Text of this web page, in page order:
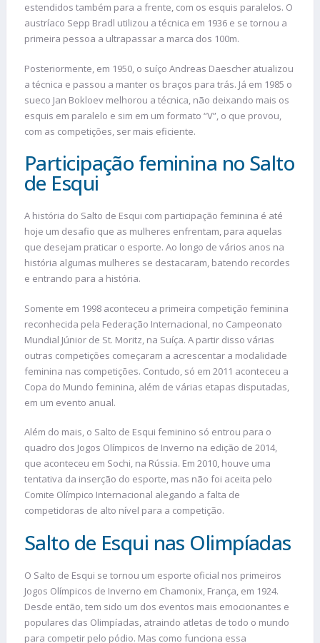
estendidos também para a frente, com os esquis paralelos. O
austríaco Sepp Bradl utilizou a técnica em 1936 e se tornou a
primeira pessoa a ultrapassar a marca dos 100m.
Posteriormente, em 1950, o suíço Andreas Daescher atualizou
a técnica e passou a manter os braços para trás. Já em 1985 o
sueco Jan Bokloev melhorou a técnica, não deixando mais os
esquis em paralelo e sim em um formato “V”, o que provou,
com as competições, ser mais eficiente.
Participação feminina no Salto
de Esqui
A história do Salto de Esqui com participação feminina é até
hoje um desafio que as mulheres enfrentam, para aquelas
que desejam praticar o esporte. Ao longo de vários anos na
história algumas mulheres se destacaram, batendo recordes
e entrando para a história.
Somente em 1998 aconteceu a primeira competição feminina
reconhecida pela Federação Internacional, no Campeonato
Mundial Júnior de St. Moritz, na Suíça. A partir disso várias
outras competições começaram a acrescentar a modalidade
feminina nas competições. Contudo, só em 2011 aconteceu a
Copa do Mundo feminina, além de várias etapas disputadas,
em um evento anual.
Além do mais, o Salto de Esqui feminino só entrou para o
quadro dos Jogos Olímpicos de Inverno na edição de 2014,
que aconteceu em Sochi, na Rússia. Em 2010, houve uma
tentativa da inserção do esporte, mas não foi aceita pelo
Comite Olímpico Internacional alegando a falta de
competidoras de alto nível para a competição.
Salto de Esqui nas Olimpíadas
O Salto de Esqui se tornou um esporte oficial nos primeiros
Jogos Olímpicos de Inverno em Chamonix, França, em 1924.
Desde então, tem sido um dos eventos mais emocionantes e
populares das Olimpíadas, atraindo atletas de todo o mundo
para competir pelo pódio. Mas como funciona essa